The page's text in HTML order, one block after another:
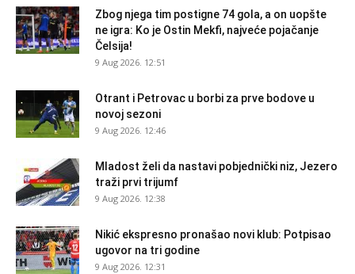
Zbog njega tim postigne 74 gola, a on uopšte
ne igra: Ko je Ostin Mekfi, najveće pojačanje
Čelsija!
9 Aug 2026. 12:51
Otrant i Petrovac u borbi za prve bodove u
novoj sezoni
9 Aug 2026. 12:46
Mladost želi da nastavi pobjednički niz, Jezero
traži prvi trijumf
9 Aug 2026. 12:38
Nikić ekspresno pronašao novi klub: Potpisao
ugovor na tri godine
9 Aug 2026. 12:31